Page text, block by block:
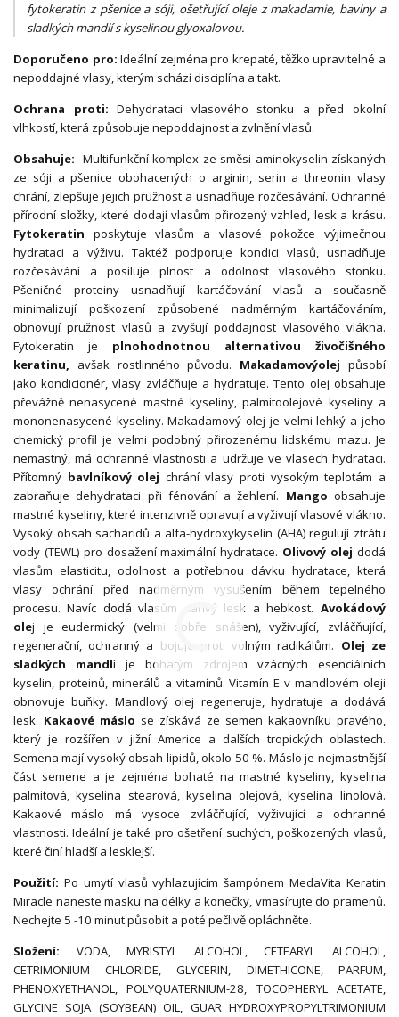
fytokeratin z pšenice a sóji, ošetřující oleje z makadamie, bavlny a
sladkých mandlí s kyselinou glyoxalovou.
Doporučeno pro:Ideální zejména pro krepaté, těžko upravitelné a
nepoddajné vlasy, kterým schází disciplína a takt.
Ochrana proti:Dehydrataci vlasového stonku a před okolní
vlhkostí, která způsobuje nepoddajnost a zvlnění vlasů.
Obsahuje: Multifunkční komplex ze směsi aminokyselin získaných
ze sóji a pšenice obohacených o arginin, serin a threonin vlasy
chrání, zlepšuje jejich pružnost a usnadňuje rozčesávání. Ochranné
přírodní složky, které dodají vlasům přirozený vzhled, lesk a krásu.
Fytokeratin poskytuje vlasům a vlasové pokožce výjimečnou
hydrataci a výživu. Taktéž podporuje kondici vlasů, usnadňuje
rozčesávání a posiluje plnost a odolnost vlasového stonku.
Pšeničné proteiny usnadňují kartáčování vlasů a současně
minimalizují poškození způsobené nadměrným kartáčováním,
obnovují pružnost vlasů a zvyšují poddajnost vlasového vlákna.
Fytokeratin je plnohodnotnou alternativou živočišného
keratinu, avšak rostlinného původu. Makadamovýolej působí
jako kondicionér, vlasy zvláčňuje a hydratuje. Tento olej obsahuje
převážně nenasycené mastné kyseliny, palmitoolejové kyseliny a
mononenasycené kyseliny. Makadamový olej je velmi lehký a jeho
chemický profil je velmi podobný přirozenému lidskému mazu. Je
nemastný, má ochranné vlastnosti a udržuje ve vlasech hydrataci.
Přítomný bavlníkový olej chrání vlasy proti vysokým teplotám a
zabraňuje dehydrataci při fénování a žehlení. Mango obsahuje
mastné kyseliny, které intenzivně opravují a vyživují vlasové vlákno.
Vysoký obsah sacharidů a alfa-hydroxykyselin (AHA) regulují ztrátu
vody (TEWL) pro dosažení maximální hydratace. Olivový olej dodá
vlasům elasticitu, odolnost a potřebnou dávku hydratace, která
vlasy ochrání před nadměrným vysušením během tepelného
procesu. Navíc dodá vlasům zářivý lesk a hebkost. Avokádový
olej je eudermický (velmi dobře snášen), vyživující, zvláčňující,
regenerační, ochranný a bojuje proti volným radikálům. Olej ze
sladkých mandlí je bohatým zdrojem vzácných esenciálních
kyselin, proteinů, minerálů a vitamínů. Vitamín E v mandlovém oleji
obnovuje buňky. Mandlový olej regeneruje, hydratuje a dodává
lesk. Kakaové máslo se získává ze semen kakaovníku pravého,
který je rozšířen v jižní Americe a dalších tropických oblastech.
Semena mají vysoký obsah lipidů, okolo 50 %. Máslo je nejmastnější
část semene a je zejména bohaté na mastné kyseliny, kyselina
palmitová, kyselina stearová, kyselina olejová, kyselina linolová.
Kakaové máslo má vysoce zvláčňující, vyživující a ochranné
vlastnosti. Ideální je také pro ošetření suchých, poškozených vlasů,
které činí hladší a lesklejší.
Použití: Po umytí vlasů vyhlazujícím šampónem MedaVita Keratin
Miracle naneste masku na délky a konečky, vmasírujte do pramenů.
Nechejte 5 -10 minut působit a poté pečlivě opláchněte.
Složení: VODA, MYRISTYL ALCOHOL, CETEARYL ALCOHOL,
CETRIMONIUM CHLORIDE, GLYCERIN, DIMETHICONE, PARFUM,
PHENOXYETHANOL, POLYQUATERNIUM-28, TOCOPHERYL ACETATE,
GLYCINE SOJA (SOYBEAN) OIL, GUAR HYDROXYPROPYLTRIMONIUM